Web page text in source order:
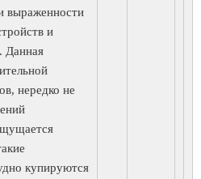
выраженности
и
Данная
нередко не
купируются